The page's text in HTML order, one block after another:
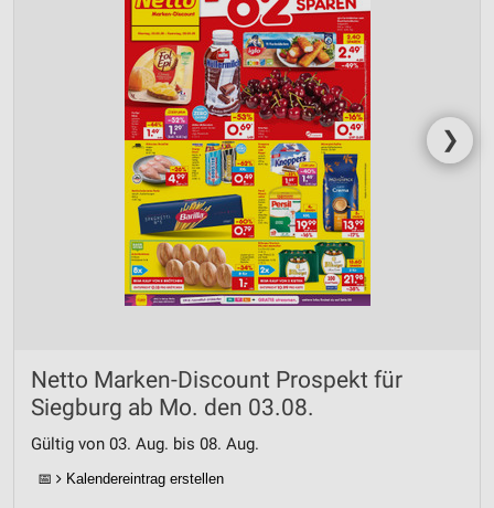
❯
Netto Marken-Discount Prospekt für
Siegburg ab Mo. den 03.08.
Gültig von 03. Aug. bis 08. Aug.
📅 Kalendereintrag erstellen